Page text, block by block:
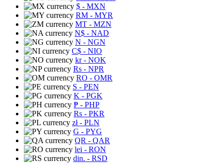
$ - MXN
RM - MYR
MT - MZN
N$ - NAD
N - NGN
C$ - NIO
kr- NOK
Rs - NPR
RO - OMR
S - PEN
K - PGK
₱ - PHP
Rs - PKR
zł- PLN
G - PYG
QR - QAR
lei - RON
din. - RSD